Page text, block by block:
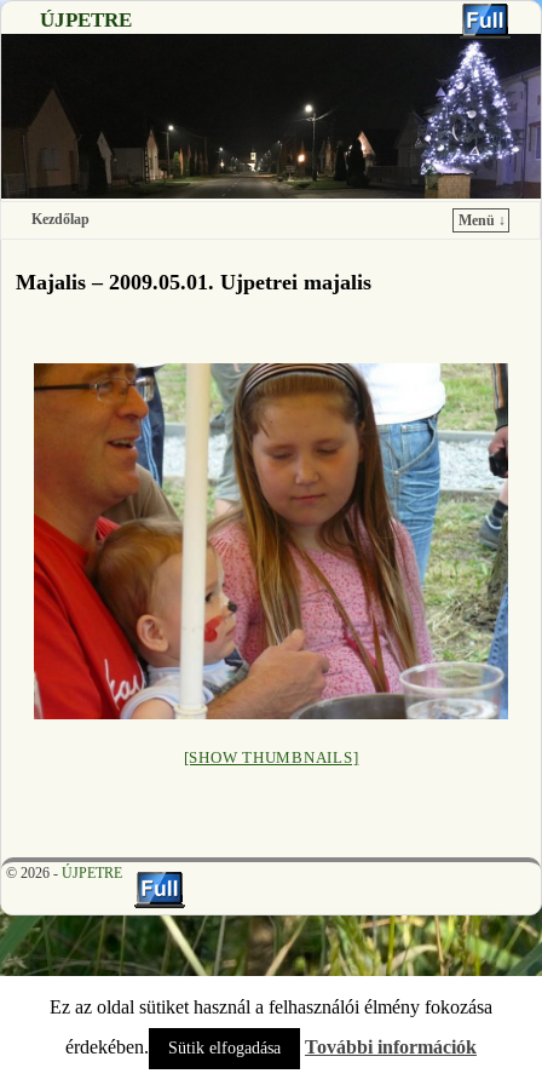
ÚJPETRE
Kezdőlap
Menü ↓
Majalis – 2009.05.01. Ujpetrei majalis
[SHOW THUMBNAILS]
© 2026 - ÚJPETRE
Ez az oldal sütiket használ a felhasználói élmény fokozása
érdekében.
Sütik elfogadása További információk